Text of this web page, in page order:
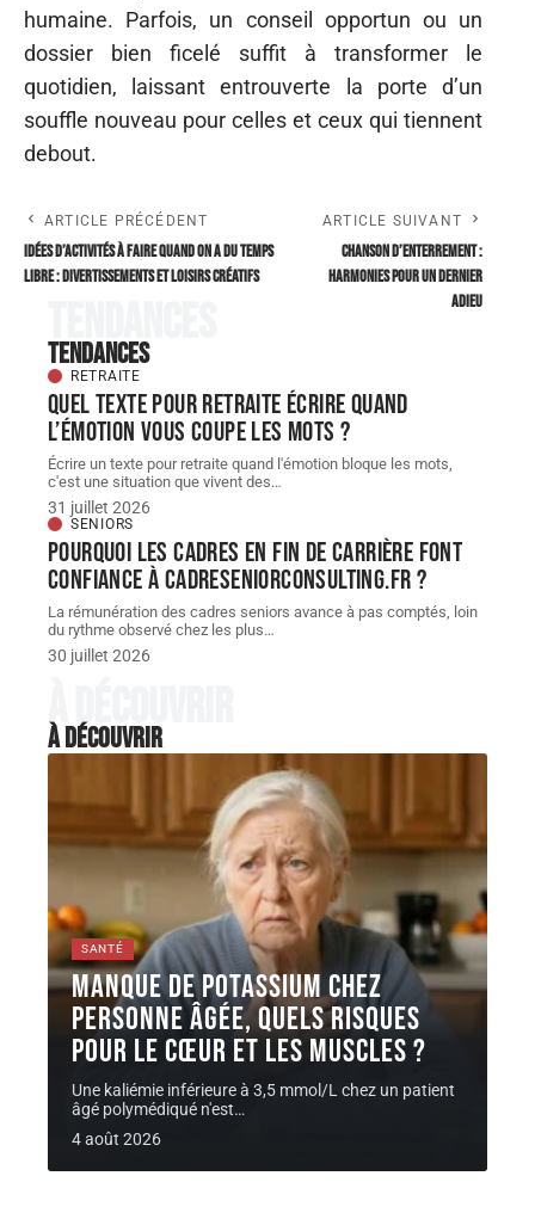
humaine. Parfois, un conseil opportun ou un
dossier bien ficelé suffit à transformer le
quotidien, laissant entrouverte la porte d’un
souffle nouveau pour celles et ceux qui tiennent
debout.
ARTICLE PRÉCÉDENT
Idées d’activités à faire quand on a du temps
libre : divertissements et loisirs créatifs
ARTICLE SUIVANT
Chanson d’enterrement :
harmonies pour un dernier
adieu
Tendances
RETRAITE
Quel texte pour retraite écrire quand
l’émotion vous coupe les mots ?
Écrire un texte pour retraite quand l'émotion bloque les mots,
c'est une situation que vivent des…
31 juillet 2026
SENIORS
Pourquoi les cadres en fin de carrière font
confiance à cadreseniorconsulting.fr ?
La rémunération des cadres seniors avance à pas comptés, loin
du rythme observé chez les plus…
30 juillet 2026
À découvrir
À découvrir
SANTÉ
Manque de potassium chez
personne âgée, quels risques
pour le cœur et les muscles ?
Une kaliémie inférieure à 3,5 mmol/L chez un patient
âgé polymédiqué n'est…
4 août 2026